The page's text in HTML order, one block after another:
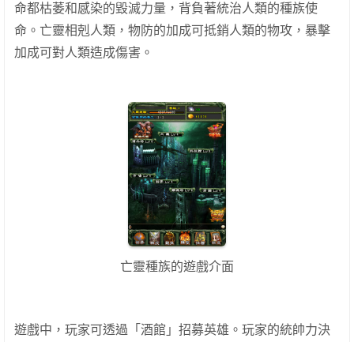
命都枯萎和感染的毀滅力量，背負著統治人類的種族使
命。亡靈相剋人類，物防的加成可抵銷人類的物攻，暴擊
加成可對人類造成傷害。
亡靈種族的遊戲介面
遊戲中，玩家可透過「酒館」招募英雄。玩家的統帥力決